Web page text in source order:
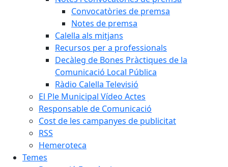
Convocatòries de premsa
Notes de premsa
Calella als mitjans
Recursos per a professionals
Decàleg de Bones Pràctiques de la
Comunicació Local Pública
Ràdio Calella Televisió
El Ple Municipal Vídeo Actes
Responsable de Comunicació
Cost de les campanyes de publicitat
RSS
Hemeroteca
Temes